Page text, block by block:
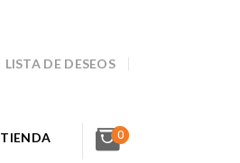
LISTA DE DESEOS
TIENDA 0